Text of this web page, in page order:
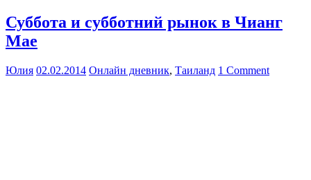
Суббота и субботний рынок в Чианг
Мае
Юлия 02.02.2014 Онлайн дневник, Таиланд 1 Comment